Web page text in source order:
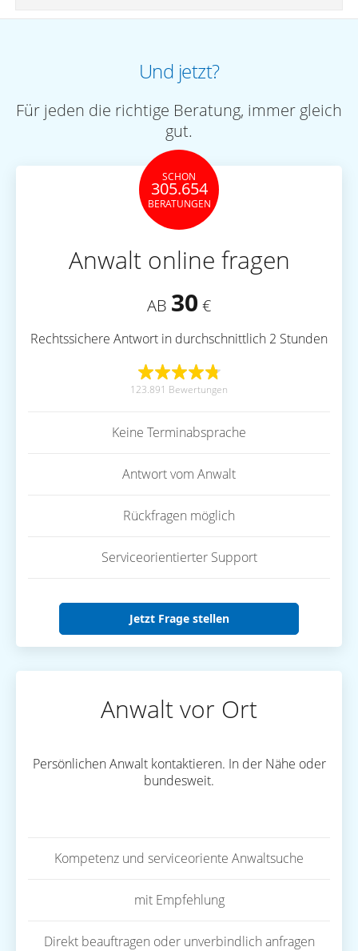
Und jetzt?
Für jeden die richtige Beratung, immer gleich
gut.
SCHON
305.654
BERATUNGEN
Anwalt online fragen
AB 30 €
Rechtssichere Antwort in durchschnittlich 2 Stunden
123.891 Bewertungen
Keine Terminabsprache
Antwort vom Anwalt
Rückfragen möglich
Serviceorientierter Support
Jetzt Frage stellen
Anwalt vor Ort
Persönlichen Anwalt kontaktieren. In der Nähe oder
bundesweit.
Kompetenz und serviceoriente Anwaltsuche
mit Empfehlung
Direkt beauftragen oder unverbindlich anfragen